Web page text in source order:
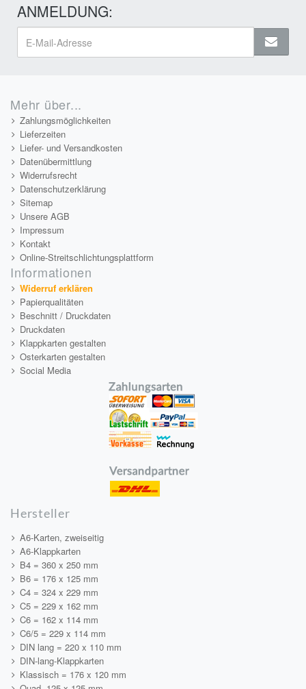
ANMELDUNG:
Mehr über...
Zahlungsmöglichkeiten
Lieferzeiten
Liefer- und Versandkosten
Datenübermittlung
Widerrufsrecht
Datenschutzerklärung
Sitemap
Unsere AGB
Impressum
Kontakt
Online-Streitschlichtungsplattform
Informationen
Widerruf erklären
Papierqualitäten
Beschnitt / Druckdaten
Druckdaten
Klappkarten gestalten
Osterkarten gestalten
Social Media
Hersteller
A6-Karten, zweiseitig
A6-Klappkarten
B4 = 360 x 250 mm
B6 = 176 x 125 mm
C4 = 324 x 229 mm
C5 = 229 x 162 mm
C6 = 162 x 114 mm
C6/5 = 229 x 114 mm
DIN lang = 220 x 110 mm
DIN-lang-Klappkarten
Klassisch = 176 x 120 mm